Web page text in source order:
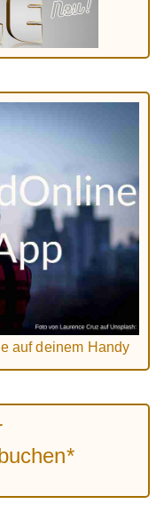
auf deinem Handy